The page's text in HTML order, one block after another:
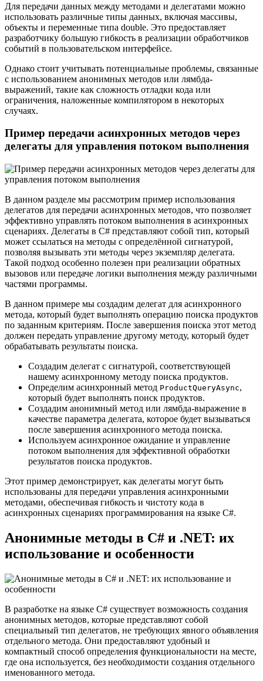
Для передачи данных между методами и делегатами можно
использовать различные типы данных, включая массивы,
объекты и переменные типа double. Это предоставляет
разработчику большую гибкость в реализации обработчиков
событий в пользовательском интерфейсе.
Однако стоит учитывать потенциальные проблемы, связанные
с использованием анонимных методов или лямбда-
выражений, такие как сложность отладки кода или
ограничения, наложенные компилятором в некоторых
случаях.
Пример передачи асинхронных методов через
делегаты для управления потоком выполнения
В данном разделе мы рассмотрим пример использования
делегатов для передачи асинхронных методов, что позволяет
эффективно управлять потоком выполнения в асинхронных
сценариях. Делегаты в C# представляют собой тип, который
может ссылаться на методы с определённой сигнатурой,
позволяя вызывать эти методы через экземпляр делегата.
Такой подход особенно полезен при реализации обратных
вызовов или передаче логики выполнения между различными
частями программы.
В данном примере мы создадим делегат для асинхронного
метода, который будет выполнять операцию поиска продуктов
по заданным критериям. После завершения поиска этот метод
должен передать управление другому методу, который будет
обрабатывать результаты поиска.
Создадим делегат с сигнатурой, соответствующей
нашему асинхронному методу поиска продуктов.
Определим асинхронный метод ProductQueryAsync,
который будет выполнять поиск продуктов.
Создадим анонимный метод или лямбда-выражение в
качестве параметра делегата, которое будет вызываться
после завершения асинхронного метода поиска.
Используем асинхронное ожидание и управление
потоком выполнения для эффективной обработки
результатов поиска продуктов.
Этот пример демонстрирует, как делегаты могут быть
использованы для передачи управления асинхронными
методами, обеспечивая гибкость и чистоту кода в
асинхронных сценариях программирования на языке C#.
Анонимные методы в C# и .NET: их
использование и особенности
В разработке на языке C# существует возможность создания
анонимных методов, которые представляют собой
специальный тип делегатов, не требующих явного объявления
отдельного метода. Они предоставляют удобный и
компактный способ определения функциональности на месте,
где она используется, без необходимости создания отдельного
именованного метода.